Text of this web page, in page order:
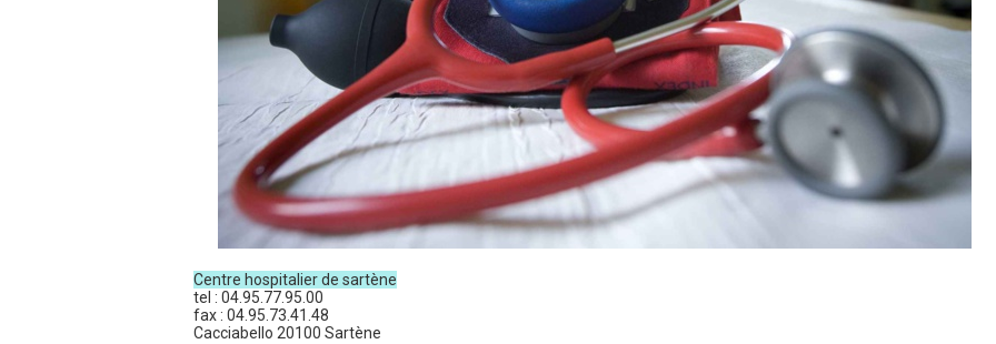
Centre hospitalier de sartène
tel : 04.95.77.95.00
fax : 04.95.73.41.48
Cacciabello 20100 Sartène